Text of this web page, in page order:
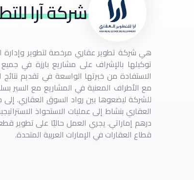
شركة آرا
هي شركة تطوير عقاري مرخصة لتطوير وإدارة
توكيلها بالإشراف على مشاريع بارزة في جميع
الاستفادة من خبرتها الواسعة في تقديم نتائج
مع الأطراف المعنية في المشاريع مع السير
للشركة ليضعوها بين رواد السوق العقاري. إلى
درهم إماراتي. يجري العمل حاليًا على تطوير
قطاع العقارات في الإمارات العربية المتحدة.